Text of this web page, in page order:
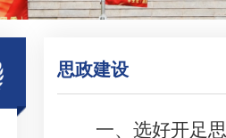
思政建设
一、 选好开足